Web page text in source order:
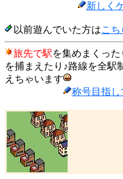
新しく
以前遊んでいた方はこち
旅先で駅を集めまくっ
を捕まえたり♪路線を全駅
えちゃいます
称号目指